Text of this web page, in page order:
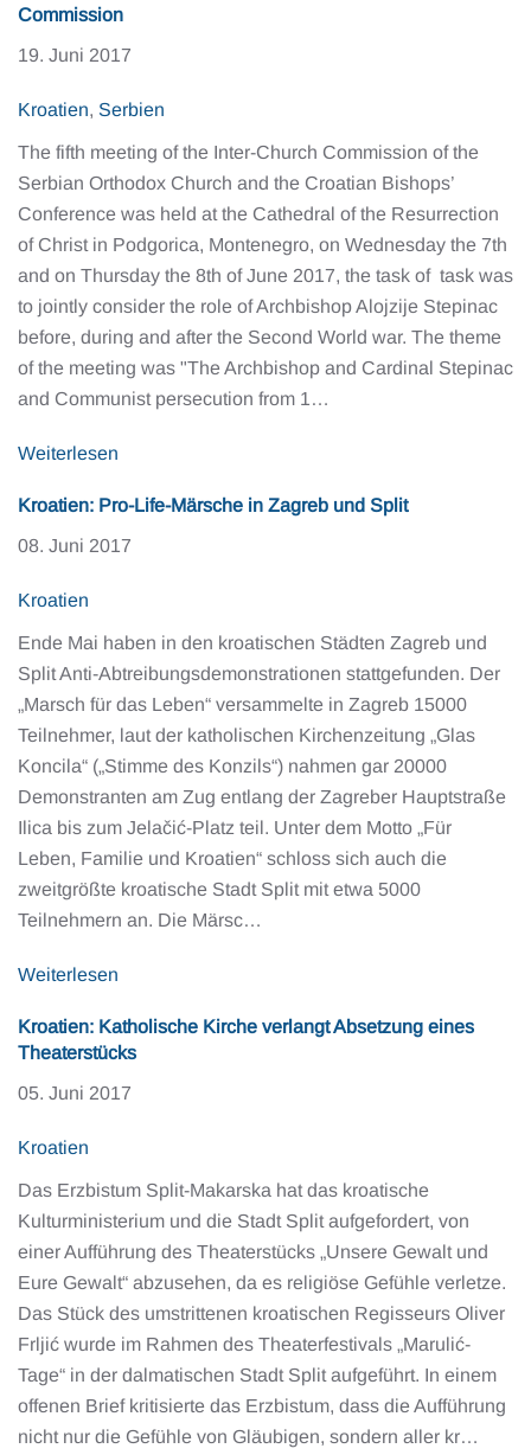
Commission
19. Juni 2017
Kroatien, Serbien
The fifth meeting of the Inter-Church Commission of the
Serbian Orthodox Church and the Croatian Bishops’
Conference was held at the Cathedral of the Resurrection
of Christ in Podgorica, Montenegro, on Wednesday the 7th
and on Thursday the 8th of June 2017, the task of task was
to jointly consider the role of Archbishop Alojzije Stepinac
before, during and after the Second World war. The theme
of the meeting was "The Archbishop and Cardinal Stepinac
and Communist persecution from 1…
Weiterlesen
Kroatien: Pro-Life-Märsche in Zagreb und Split
08. Juni 2017
Kroatien
Ende Mai haben in den kroatischen Städten Zagreb und
Split Anti-Abtreibungsdemonstrationen stattgefunden. Der
„Marsch für das Leben“ versammelte in Zagreb 15000
Teilnehmer, laut der katholischen Kirchenzeitung „Glas
Koncila“ („Stimme des Konzils“) nahmen gar 20000
Demonstranten am Zug entlang der Zagreber Hauptstraße
Ilica bis zum Jelačić-Platz teil. Unter dem Motto „Für
Leben, Familie und Kroatien“ schloss sich auch die
zweitgrößte kroatische Stadt Split mit etwa 5000
Teilnehmern an. Die Märsc…
Weiterlesen
Kroatien: Katholische Kirche verlangt Absetzung eines
Theaterstücks
05. Juni 2017
Kroatien
Das Erzbistum Split-Makarska hat das kroatische
Kulturministerium und die Stadt Split aufgefordert, von
einer Aufführung des Theaterstücks „Unsere Gewalt und
Eure Gewalt“ abzusehen, da es religiöse Gefühle verletze.
Das Stück des umstrittenen kroatischen Regisseurs Oliver
Frljić wurde im Rahmen des Theaterfestivals „Marulić-
Tage“ in der dalmatischen Stadt Split aufgeführt. In einem
offenen Brief kritisierte das Erzbistum, dass die Aufführung
nicht nur die Gefühle von Gläubigen, sondern aller kr…